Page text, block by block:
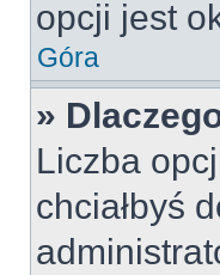
opcji jest
Góra
»
Liczba
chciałbyś